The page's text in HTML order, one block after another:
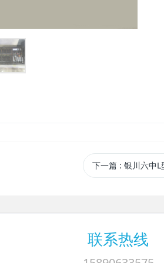
下一篇 : 银川六中L
联系热线